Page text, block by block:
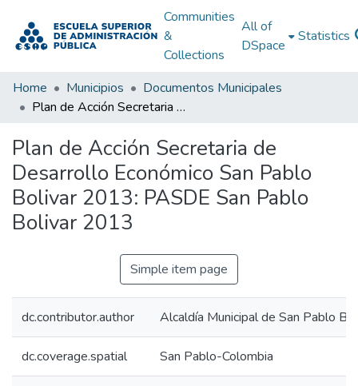
Communities
&
Collections
All of
DSpace
Statistics
Home Municipios
Documentos Municipales
Plan de Acción Secretaria de Desarrollo Económico San Pablo Bolivar 2013: PASDE San Pablo Bolivar 2013
Plan de Acción Secretaria de
Desarrollo Económico San Pablo
Bolivar 2013: PASDE San Pablo
Bolivar 2013
Simple item page
dc.contributor.author Alcaldía Municipal de San Pablo
dc.coverage.spatial San Pablo-Colombia